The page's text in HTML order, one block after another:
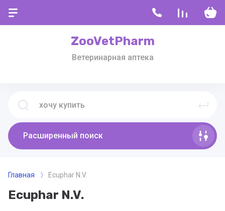
ZooVetPharm
Ветеринарная аптека
Расширенный поиск
Главная Ecuphar N.V.
Ecuphar N.V.